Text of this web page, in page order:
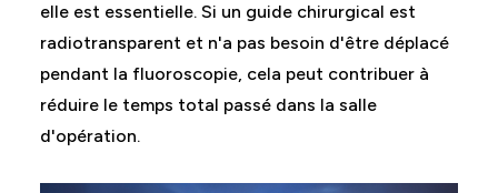
elle est essentielle. Si un guide chirurgical est
radiotransparent et n'a pas besoin d'être déplacé
pendant la fluoroscopie, cela peut contribuer à
réduire le temps total passé dans la salle
d'opération.